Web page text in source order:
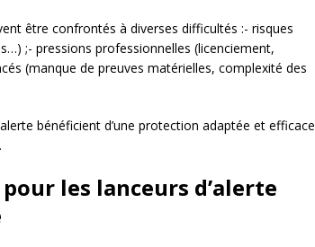
être confrontés à diverses difficultés :- risques
;- pressions professionnelles (licenciement,
(manque de preuves matérielles, complexité des
bénéficient d’une protection adaptée et efficace
les lanceurs d’alerte